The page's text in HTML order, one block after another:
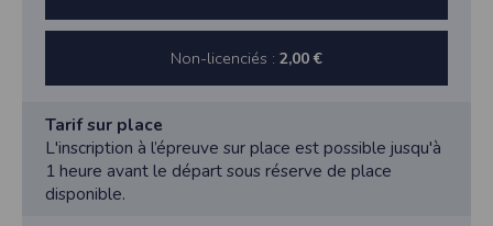
Non-licenciés : 2,00 €
Tarif sur place
L'inscription à l’épreuve sur place est possible jusqu'à
1 heure avant le départ sous réserve de place
disponible.
des informations à partir des photos que vous partagez.
Cette application ne requiert pas d'informations de vos contacts.
Informations sur le paiement
vos cartes de crédit ou de débit ne sera collectée.
Traduction in English :
This app requires camera permissions if the user is interested in uploading a
photo to the gallery. We collect information from the photos you share. This app